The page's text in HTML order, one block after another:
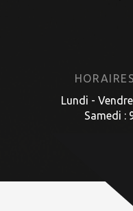
Lundi -
Samedi :